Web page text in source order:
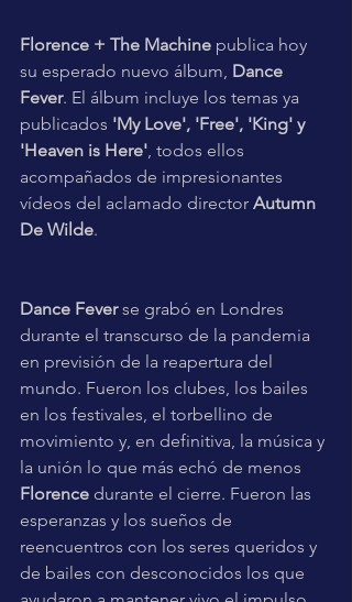
Florence + The Machine publica hoy
su esperado nuevo álbum, Dance
Fever. El álbum incluye los temas ya
publicados 'My Love', 'Free', 'King' y
'Heaven is Here' , todos ellos
acompañados de impresionantes
vídeos del aclamado director Autumn
De Wilde.
Dance Fever se grabó en Londres
durante el transcurso de la pandemia
en previsión de la reapertura del
mundo. Fueron los clubes, los bailes
en los festivales, el torbellino de
movimiento y, en definitiva, la música y
la unión lo que más echó de menos
Florence durante el cierre. Fueron las
esperanzas y los sueños de
reencuentros con los seres queridos y
de bailes con desconocidos los que